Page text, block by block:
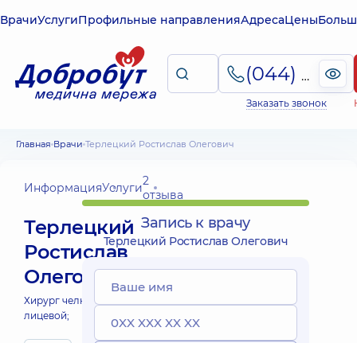
ВрачиУслугиПрофильные направленияАдресаЦены
(044) 495-2-888
Заказать звонок
Главная Врачи Терлецкий Ростислав Олегович
ИнформацияУслуги2
отзыва
Терлецкий
Ростислав
Олегович
Хирург челюстно-
лицевой;
Запись к врачу
Терлецкий Ростислав Олегович